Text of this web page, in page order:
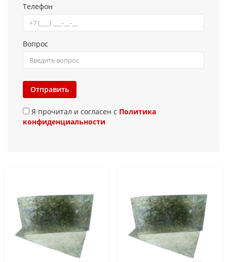
Телефон
Вопрос
Отправить
Я прочитал и согласен с Политика
конфиденциальности